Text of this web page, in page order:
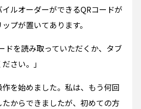
ルオーダーができるQRコードが
プが置いてあります。
ドを読み取っていただくか、タブ
さい。」
を始めました。私は、もう何回
からできましたが、初めての方